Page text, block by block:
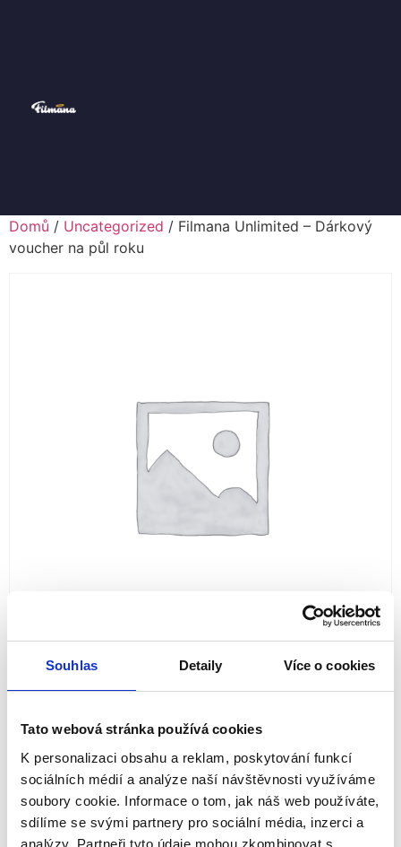
Souhlas Detaily Více o cookies
Tato webová stránka používá cookies
K personalizaci obsahu a reklam, poskytování funkcí
sociálních médií a analýze naší návštěvnosti využíváme
soubory cookie. Informace o tom, jak náš web používáte,
sdílíme se svými partnery pro sociální média, inzerci a
analýzy. Partneři tyto údaje mohou zkombinovat s
Domů / Uncategorized / Filmana Unlimited – Dárkový
voucher na půl roku
Filmana Unlimited –
Dárkový voucher na